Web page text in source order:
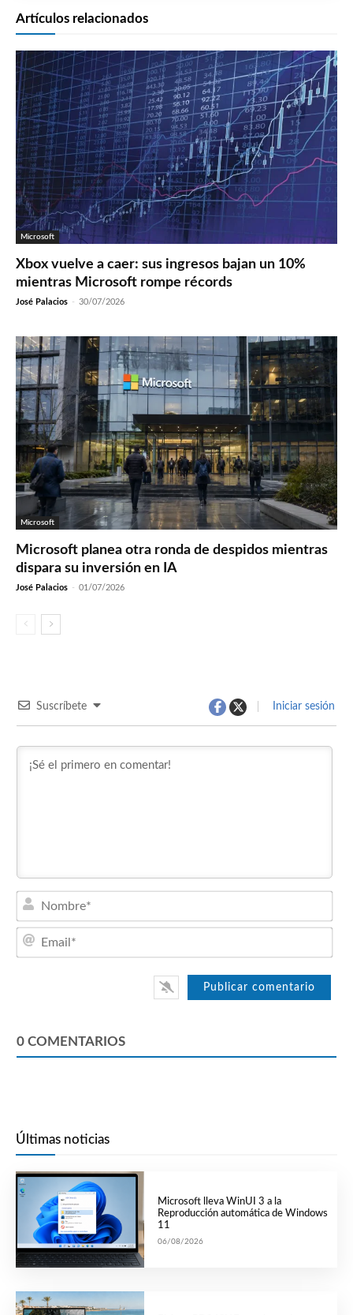
Artículos relacionados
Microsoft
Xbox vuelve a caer: sus ingresos bajan un 10%
mientras Microsoft rompe récords
José Palacios - 30/07/2026
Microsoft
Microsoft planea otra ronda de despidos mientras
dispara su inversión en IA
José Palacios - 01/07/2026
Suscríbete Iniciar sesión
0 COMENTARIOS
Últimas noticias
Microsoft lleva WinUI 3 a la
Reproducción automática de Windows
11
06/08/2026